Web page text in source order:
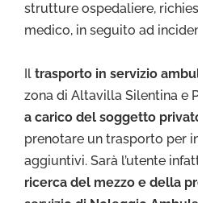
strutture ospedaliere,
medico, in seguito ad
Il trasporto in servizio
zona di Altavilla Silentina e
a carico del soggetto
prenotare un trasporto per
aggiuntivi. Sarà l’utente
ricerca del mezzo e della